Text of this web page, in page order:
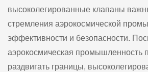
высоколегированные клапаны
стремления аэрокосмической
эффективности и безопасности.
аэрокосмическая промышленность
раздвигать границы,